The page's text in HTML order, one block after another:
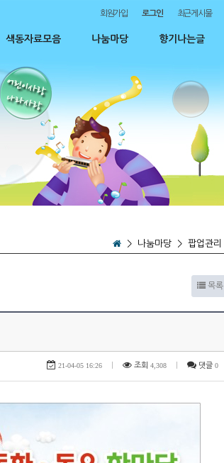
회원가입 로그인 최근게시물
색동자료모음 나눔마당 향기나는글
> 나눔마당> 팝업관리
목록
21-04-05 16:26 조회 4,308 댓글 0